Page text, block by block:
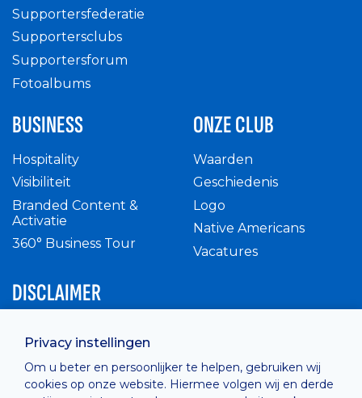
Privacy instellingen
Om u beter en persoonlijker te helpen, gebruiken wij
cookies op onze website. Hiermee volgen wij en derde
Supportersfederatie
Supportersclubs
Supportersforum
Fotoalbums
BUSINESS
Hospitality
Visibiliteit
Branded Content &
Activatie
360° Business Tour
ONZE CLUB
Waarden
Geschiedenis
Logo
Native Americans
Vacatures
DISCLAIMER
Privacy Policy
Cashless
verkoopsvoorwaarden